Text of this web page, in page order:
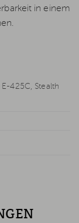
in einem
425C, Stealth